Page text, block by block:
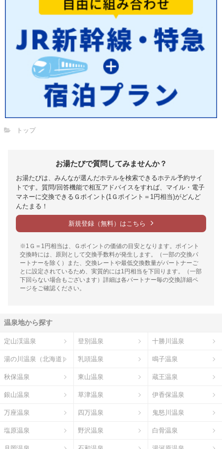
トップ
お湯たびで質問してみませんか？
お湯たびは、みんなが選んだホテルを検索できるホテル予約サイ
トです。質問/回答機能で相互アドバイスをすれば、マイル・電子
マネーに交換できるＧポイント(1Ｇポイント＝1円相当)がどんど
んたまる！
新規登録（無料）はこちら
※1Ｇ＝1円相当は、Ｇポイントの価値の目安となります。ポイント
交換時には、原則として交換手数料が発生します。（一部の交換パ
ートナーを除く）また、交換レートや最低交換数量がパートナーご
とに設定されているため、実質的には1円相当を下回ります。（一部
下回らない場合もございます）詳細は各パートナー毎の交換詳細ペ
ージをご確認ください。
温泉地から探す
定山渓温泉 登別温泉 十勝川温泉
湯の川温泉（北海道） 乳頭温泉 鳴子温泉
秋保温泉 東山温泉 蔵王温泉
銀山温泉 草津温泉 伊香保温泉
万座温泉 四万温泉 鬼怒川温泉
塩原温泉 野沢温泉 白骨温泉